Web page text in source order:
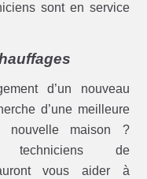
sont en service
d’un nouveau
d’une meilleure
nouvelle maison ?
de
vous aider à